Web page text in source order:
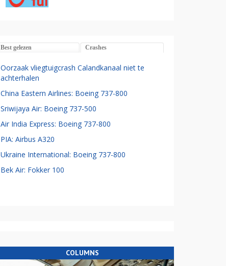
Best gelezen Crashes
Oorzaak vliegtuigcrash Calandkanaal niet te
achterhalen
China Eastern Airlines: Boeing 737-800
Sriwijaya Air: Boeing 737-500
Air India Express: Boeing 737-800
PIA: Airbus A320
Ukraine International: Boeing 737-800
Bek Air: Fokker 100
COLUMNS